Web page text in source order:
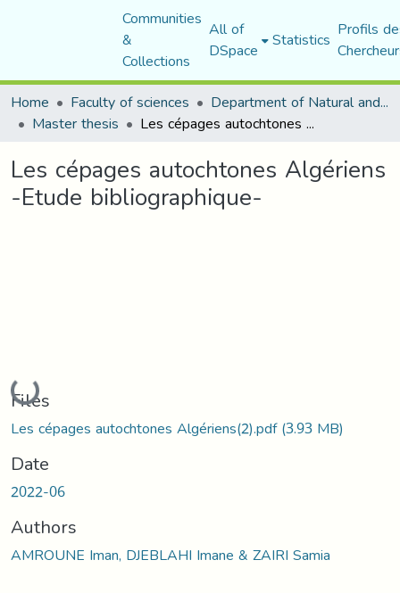
Communities
&
Collections
All of
DSpace Statistics Profils
Home
Faculty of sciences Department of Natural and Life Sciences
Master thesis Les cépages autochtones Algériens -Etude bibliographique-
Les cépages autochtones Algériens
-Etude bibliographique-
Loading...
Files
Les cépages autochtones Algériens(2).pdf(3.93 MB)
Date
2022-06
Authors
AMROUNE Iman, DJEBLAHI Imane & ZAIRI Samia